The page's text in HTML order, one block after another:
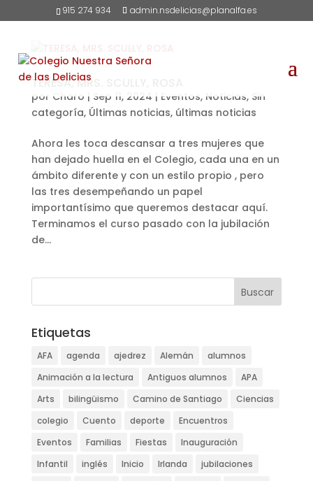
915 274 934 admin.nsdelicias@planalfa.es
TERESA, MRS. SCULLY, ROSA
por Charo | Sep 11, 2024 | Eventos, Noticias, Sin
categoría, Últimas noticias, últimas noticias
Ahora les toca descansar a tres mujeres que
han dejado huella en el Colegio, cada una en un
ámbito diferente y con un estilo propio , pero
las tres desempeñando un papel
importantísimo que queremos destacar aquí.
Terminamos el curso pasado con la jubilación
de...
Etiquetas
AFA agenda ajedrez Alemán
alumnos
Animación a la lectura
Antiguos alumnos
APA
Arts
bilingüismo Camino de Santiago
Ciencias
colegio
Cuento deporte
Encuentros
Eventos
Familias Fiestas
Inauguración
Infantil
inglés Inicio Irlanda
jubilaciones